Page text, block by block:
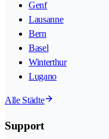
Genf
Lausanne
Bern
Basel
Winterthur
Lugano
Alle Städte
Support